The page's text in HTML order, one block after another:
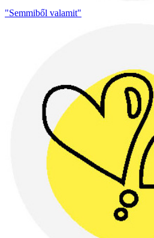
"Semmiből valamit"